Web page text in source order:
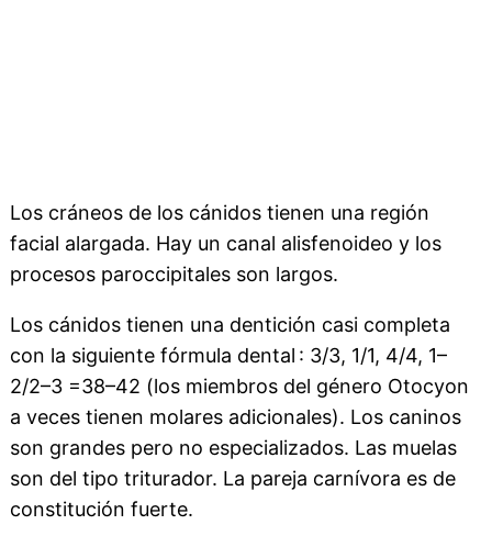
Los cráneos de los cánidos tienen una región
facial alargada. Hay un canal alisfenoideo y los
procesos paroccipitales son largos.
Los cánidos tienen una dentición casi completa
con la siguiente fórmula dental : 3/3, 1/1, 4/4, 1–
2/2–3 =38–42 (los miembros del género Otocyon
a veces tienen molares adicionales). Los caninos
son grandes pero no especializados. Las muelas
son del tipo triturador. La pareja carnívora es de
constitución fuerte.